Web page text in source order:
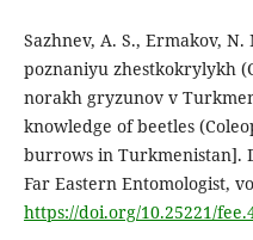
Sazhnev, A. S., Ermakov,
poznaniyu zhestkokrylykh
norakh gryzunov v
knowledge of beetles
burrows in Turkmenistan].
Far Eastern Entomologist,
https://doi.org/10.25221/